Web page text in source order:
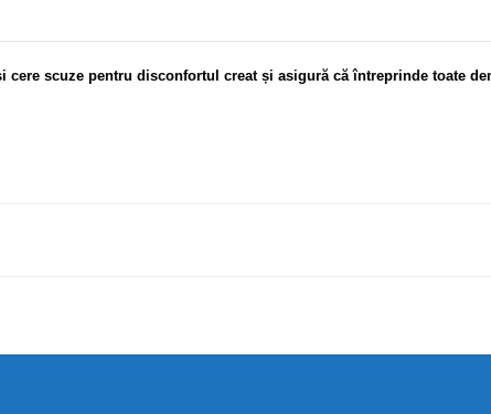
cere scuze pentru disconfortul creat și asigură că întreprinde toate